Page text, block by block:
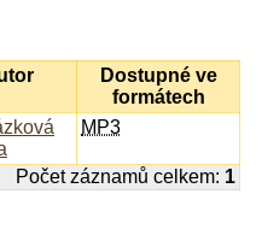
Dostupné ve
formátech
MP3
Počet záznamů celkem: 1